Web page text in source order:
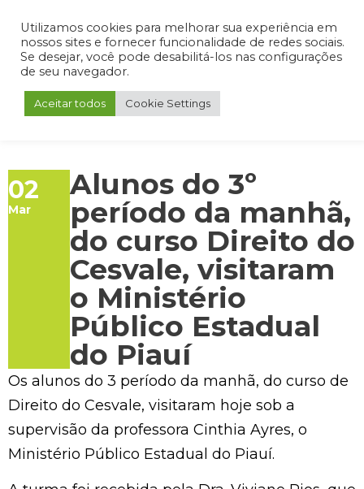
Admin Portal do Aluno Portal do Professor Portal do Coordenador
02
Mar
Alunos do 3º
período da manhã,
do curso Direito do
Cesvale, visitaram
o Ministério
Público Estadual
do Piauí
Os alunos do 3 período da manhã, do curso de
Direito do Cesvale, visitaram hoje sob a
supervisão da professora Cinthia Ayres, o
Ministério Público Estadual do Piauí.
Utilizamos cookies para melhorar sua experiência em
nossos sites e fornecer funcionalidade de redes sociais.
Se desejar, você pode desabilitá-los nas configurações
de seu navegador.
Aceitar todos Cookie Settings